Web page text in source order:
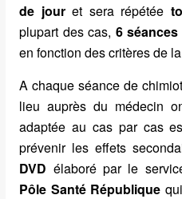
de jouret sera répétée
plupart des cas, 6 séances
en fonction des critères de
A chaque séance de
lieu auprès du médecin
adaptée au cas par cas
prévenir les effets
DVD élaboré par le
Pôle Santé République